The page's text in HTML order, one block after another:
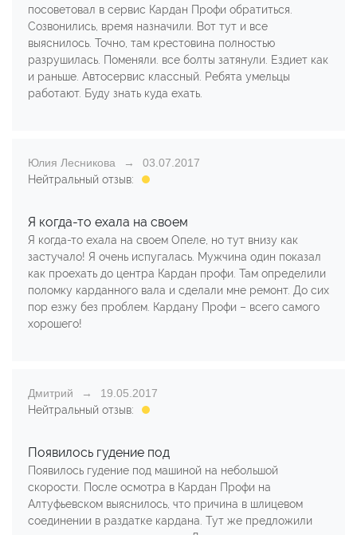
посоветовал в сервис Кардан Профи обратиться.
Созвонились, время назначили. Вот тут и все
выяснилось. Точно, там крестовина полностью
разрушилась. Поменяли. все болты затянули. Ездиет как
и раньше. Автосервис классный. Ребята умельцы
работают. Буду знать куда ехать.
Юлия Лесникова
03.07.2017
Нейтральный отзыв:
Я когда-то ехала на своем
Я когда-то ехала на своем Опеле, но тут внизу как
застучало! Я очень испугалась. Мужчина один показал
как проехать до центра Кардан профи. Там определили
поломку карданного вала и сделали мне ремонт. До сих
пор езжу без проблем. Кардану Профи – всего самого
хорошего!
Дмитрий
19.05.2017
Нейтральный отзыв:
Появилось гудение под
Появилось гудение под машиной на небольшой
скорости. После осмотра в Кардан Профи на
Алтуфьевском выяснилось, что причина в шлицевом
соединении в раздатке кардана. Тут же предложили